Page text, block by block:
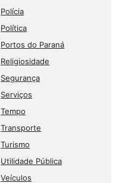
Polícia
Política
Portos do Paraná
Religiosidade
Segurança
Serviços
Tempo
Transporte
Turismo
Utilidade Pública
Veículos